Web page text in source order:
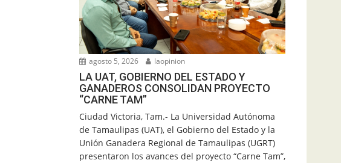
agosto 5, 2026 laopinion
LA UAT, GOBIERNO DEL ESTADO Y
GANADEROS CONSOLIDAN PROYECTO
“CARNE TAM”
Ciudad Victoria, Tam.- La Universidad Autónoma
de Tamaulipas (UAT), el Gobierno del Estado y la
Unión Ganadera Regional de Tamaulipas (UGRT)
presentaron los avances del proyecto “Carne Tam”,